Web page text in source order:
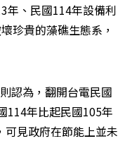
年、民國114年設備利
珍貴的藻礁生態系，
認為，翻開台電民國
114年比起民國105年
可見政府在節能上並未